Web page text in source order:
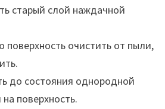
старый слой наждачной
очистить от пыли,
до состояния однородной
поверхность.